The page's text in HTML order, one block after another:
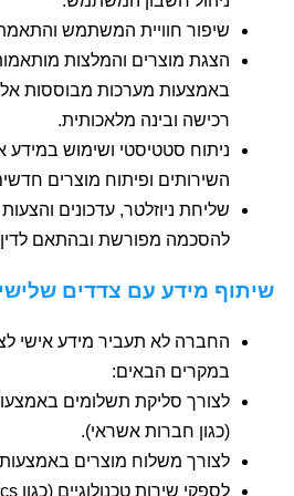
שיפור חוויית המשתמש
הצגת מוצרים והמלצות
באמצעות מערכות מבוססות
רכישה ובינה מלאכותית.
ניתוח סטטיסטי ושימוש במידע
השירותים ופיתוח מוצרים
שליחת ניוזלטר, עדכונים והצעות
להסכמה מפורשת ובהתאם
שיתוף מידע עם צדדים
החברה לא תעביר מידע אישי
במקרים הבאים:
לצורך סליקת תשלומים
(כגון חברות אשראי).
לצורך משלוח מוצרים באמצעות